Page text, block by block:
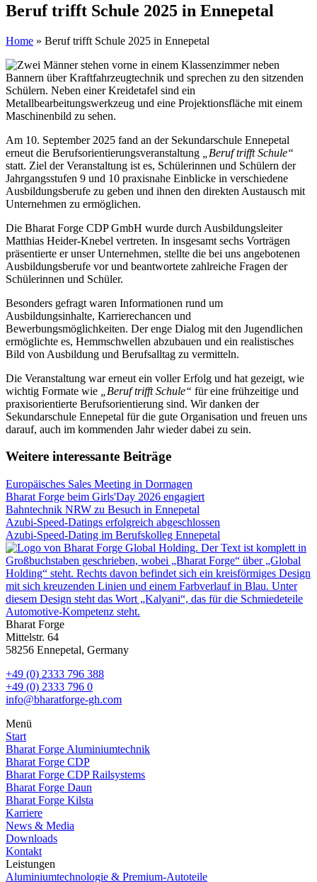
Beruf trifft Schule 2025 in Ennepetal
Home » Beruf trifft Schule 2025 in Ennepetal
Am 10. September 2025 fand an der Sekundarschule Ennepetal
erneut die Berufsorientierungsveranstaltung
„Beruf trifft Schule“
statt. Ziel der Veranstaltung ist es, Schülerinnen und Schülern der
Jahrgangsstufen 9 und 10 praxisnahe Einblicke in verschiedene
Ausbildungsberufe zu geben und ihnen den direkten Austausch mit
Unternehmen zu ermöglichen.
Die Bharat Forge CDP GmbH wurde durch Ausbildungsleiter
Matthias Heider-Knebel vertreten. In insgesamt sechs Vorträgen
präsentierte er unser Unternehmen, stellte die bei uns angebotenen
Ausbildungsberufe vor und beantwortete zahlreiche Fragen der
Schülerinnen und Schüler.
Besonders gefragt waren Informationen rund um
Ausbildungsinhalte, Karrierechancen und
Bewerbungsmöglichkeiten. Der enge Dialog mit den Jugendlichen
ermöglichte es, Hemmschwellen abzubauen und ein realistisches
Bild von Ausbildung und Berufsalltag zu vermitteln.
Die Veranstaltung war erneut ein voller Erfolg und hat gezeigt, wie
wichtig Formate wie
„Beruf trifft Schule“ für eine frühzeitige und
praxisorientierte Berufsorientierung sind. Wir danken der
Sekundarschule Ennepetal für die gute Organisation und freuen uns
darauf, auch im kommenden Jahr wieder dabei zu sein.
Weitere interessante Beiträge
Europäisches Sales Meeting in Dormagen
Bharat Forge beim Girls'Day 2026 engagiert
Bahntechnik NRW zu Besuch in Ennepetal
Azubi-Speed-Datings erfolgreich abgeschlossen
Azubi-Speed-Dating im Berufskolleg Ennepetal
Bharat Forge
Mittelstr. 64
58256 Ennepetal, Germany
+49 (0) 2333 796 388
+49 (0) 2333 796 0
info@bharatforge-gh.com
Menü
Start
Bharat Forge Aluminiumtechnik
Bharat Forge CDP
Bharat Forge CDP Railsystems
Bharat Forge Daun
Bharat Forge Kilsta
Karriere
News & Media
Downloads
Kontakt
Leistungen
Aluminiumtechnologie & Premium‑Autoteile